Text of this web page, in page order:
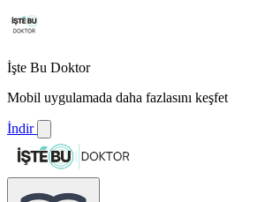
İşte Bu Doktor
Mobil uygulamada daha fazlasını keşfet
İndir